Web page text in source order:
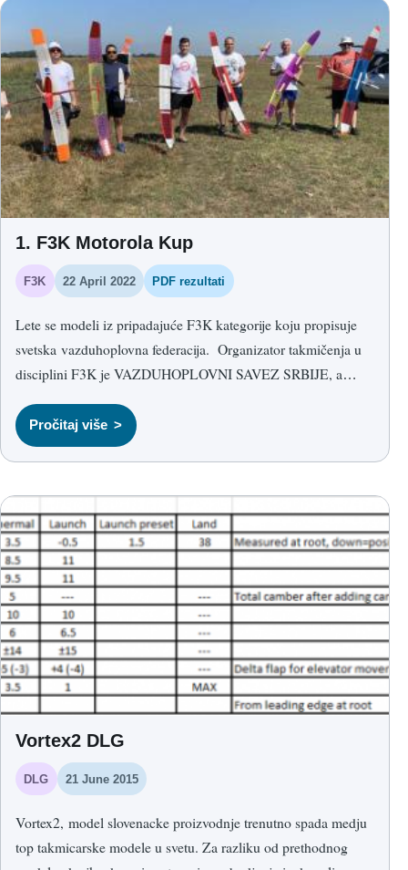
1. F3K Motorola Kup
F3K 22 April 2022 PDF rezultati
Lete se modeli iz pripadajuće F3K kategorije koju propisuje
svetska vazduhoplovna federacija. Organizator takmičenja u
disciplini F3K je VAZDUHOPLOVNI SAVEZ SRBIJE, a
Srbija.Pročitaj više
Vortex2 DLG
DLG 21 June 2015
Vortex2, model slovenacke proizvodnje trenutno spada medju
top takmicarske modele u svetu. Za razliku od prethodnog